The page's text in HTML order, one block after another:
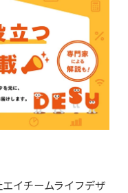
イチームライフデザ